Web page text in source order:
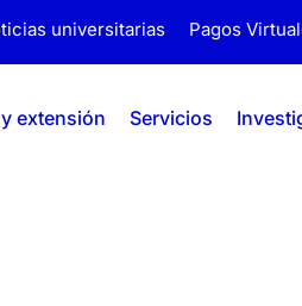
universitarias Pagos
extensión Servicios